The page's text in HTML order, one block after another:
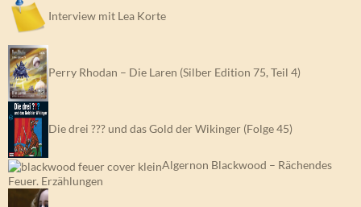
Interview mit Lea Korte
Perry Rhodan – Die Laren (Silber Edition 75, Teil 4)
Die drei ??? und das Gold der Wikinger (Folge 45)
Algernon Blackwood – Rächendes
Feuer. Erzählungen